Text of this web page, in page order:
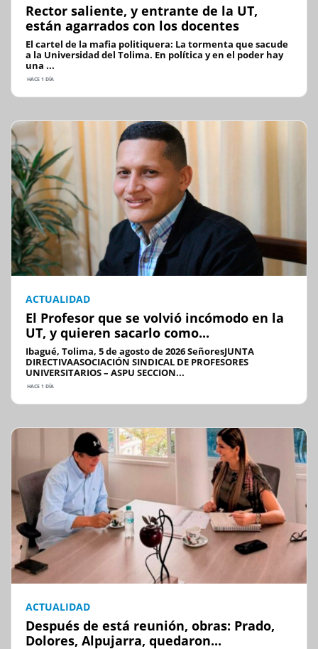
Rector saliente, y entrante de la UT,
están agarrados con los docentes
El cartel de la mafia politiquera: La tormenta que sacude
a la Universidad del Tolima. En política y en el poder hay
una ...
HACE 1 DÍA
ACTUALIDAD
El Profesor que se volvió incómodo en la
UT, y quieren sacarlo como...
Ibagué, Tolima, 5 de agosto de 2026 SeñoresJUNTA
DIRECTIVAASOCIACIÓN SINDICAL DE PROFESORES
UNIVERSITARIOS – ASPU SECCION...
HACE 1 DÍA
ACTUALIDAD
Después de está reunión, obras: Prado,
Dolores, Alpujarra, quedaron...